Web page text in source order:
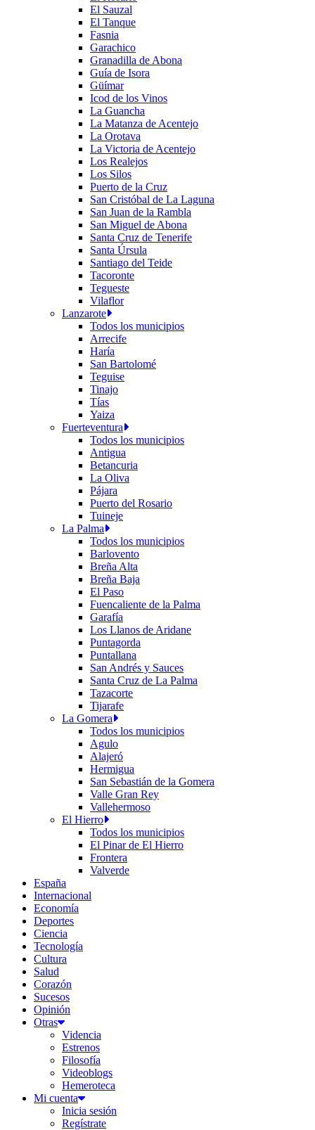
El Sauzal
El Tanque
Fasnia
Garachico
Granadilla de Abona
Guía de Isora
Güímar
Icod de los Vinos
La Guancha
La Matanza de Acentejo
La Orotava
La Victoria de Acentejo
Los Realejos
Los Silos
Puerto de la Cruz
San Cristóbal de La Laguna
San Juan de la Rambla
San Miguel de Abona
Santa Cruz de Tenerife
Santa Úrsula
Santiago del Teide
Tacoronte
Tegueste
Vilaflor
Lanzarote
Todos los municipios
Arrecife
Haría
San Bartolomé
Teguise
Tinajo
Tías
Yaiza
Fuerteventura
Todos los municipios
Antigua
Betancuria
La Oliva
Pájara
Puerto del Rosario
Tuineje
La Palma
Todos los municipios
Barlovento
Breña Alta
Breña Baja
El Paso
Fuencaliente de la Palma
Garafía
Los Llanos de Aridane
Puntagorda
Puntallana
San Andrés y Sauces
Santa Cruz de La Palma
Tazacorte
Tijarafe
La Gomera
Todos los municipios
Agulo
Alajeró
Hermigua
San Sebastián de la Gomera
Valle Gran Rey
Vallehermoso
El Hierro
Todos los municipios
El Pinar de El Hierro
Frontera
Valverde
España
Internacional
Economía
Deportes
Ciencia
Tecnología
Cultura
Salud
Corazón
Sucesos
Opinión
Otras
Videncia
Estrenos
Filosofía
Videoblogs
Hemeroteca
Mi cuenta
Inicia sesión
Regístrate